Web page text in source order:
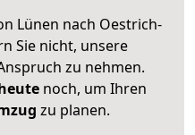
Lünen nach Oestrich-
Sie nicht, unsere
zu nehmen.
noch, um Ihren
zu planen.